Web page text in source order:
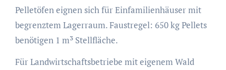
Pelletöfen eignen sich für Einfamilienhäuser mit
begrenztem Lagerraum. Faustregel: 650 kg Pellets
benötigen 1 m³ Stellfläche.
Für Landwirtschaftsbetriebe mit eigenem Wald